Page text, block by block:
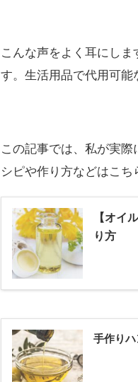
こんな声をよく耳にし
す。生活用品で代用可能
この記事では、私が実
シピや作り方などはこち
【オイ
り方
手作り